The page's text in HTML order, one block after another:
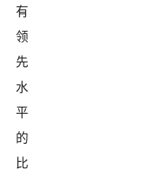
有
领
先
水
平
的
比